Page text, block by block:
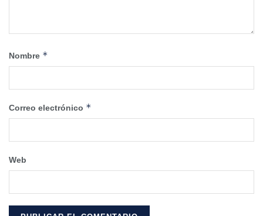
Nombre *
Correo electrónico *
Web